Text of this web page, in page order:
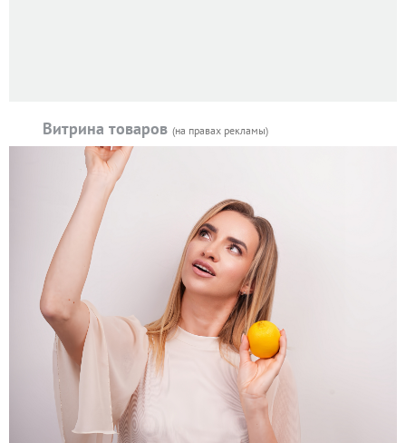
Витрина товаров (на правах рекламы)